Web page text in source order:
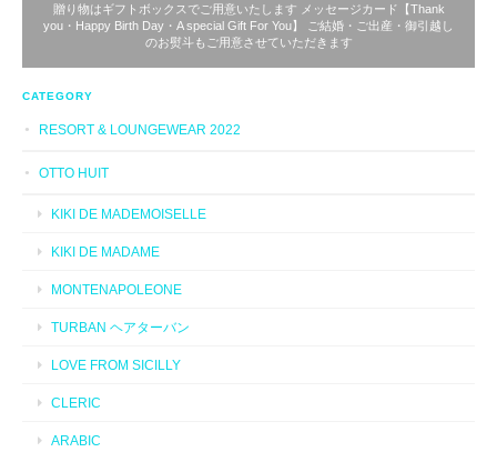
贈り物はギフトボックスでご用意いたします メッセージカード【Thank
you・Happy Birth Day・A special Gift For You】 ご結婚・ご出産・御引越し
のお熨斗もご用意させていただきます
CATEGORY
RESORT & LOUNGEWEAR 2022
OTTO HUIT
KIKI DE MADEMOISELLE
KIKI DE MADAME
MONTENAPOLEONE
TURBAN ヘアターバン
LOVE FROM SICILLY
CLERIC
ARABIC